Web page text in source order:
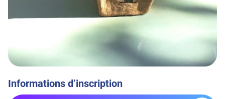
Informations d’inscription